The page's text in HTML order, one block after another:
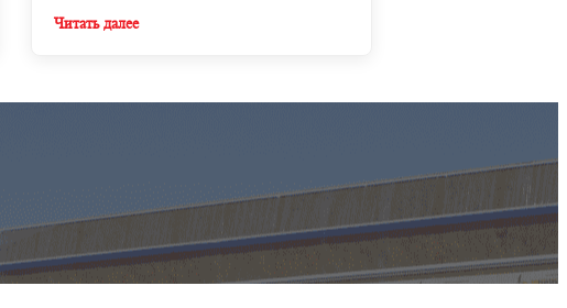
Читать далее